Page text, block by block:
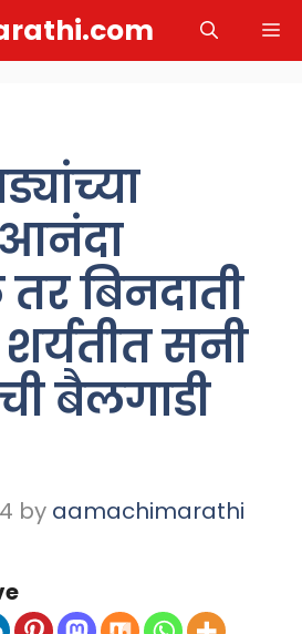
आनंदा
बिनदाती
सनी
बैलगाडी
by aamachimarathi